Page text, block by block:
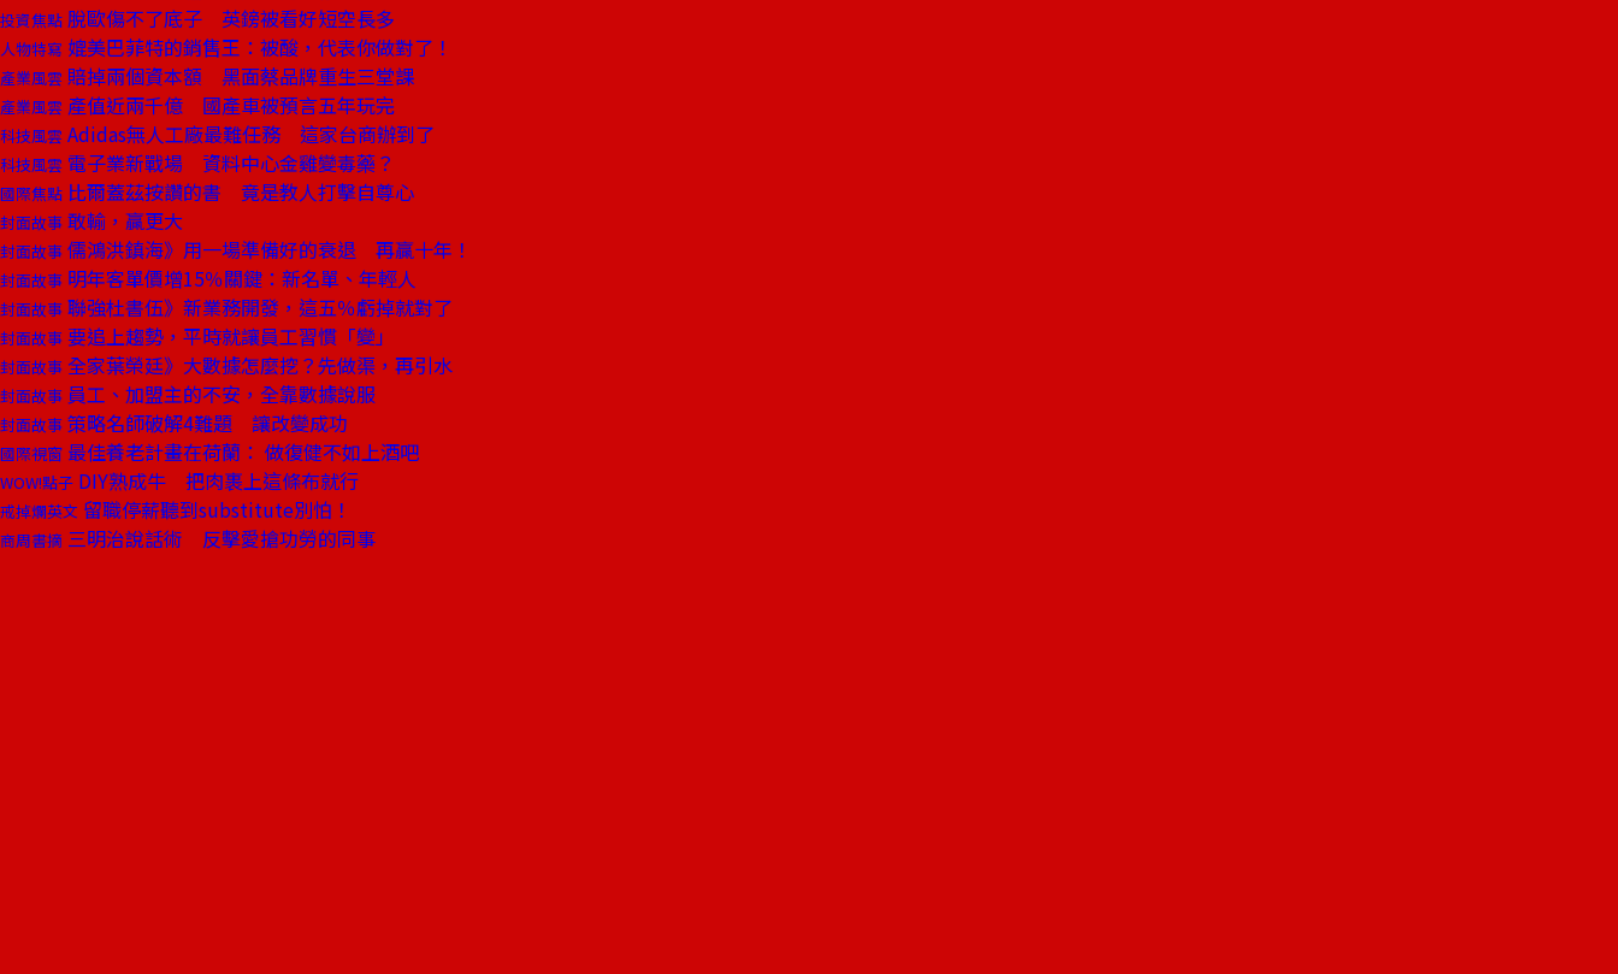
投資焦點 脫歐傷不了底子 英鎊被看好短空長多
人物特寫 媲美巴菲特的銷售王：被酸，代表你做對了！
產業風雲 賠掉兩個資本額 黑面蔡品牌重生三堂課
產業風雲 產值近兩千億 國產車被預言五年玩完
科技風雲 Adidas無人工廠最難任務 這家台商辦到了
科技風雲 電子業新戰場 資料中心金雞變毒藥？
國際焦點 比爾蓋茲按讚的書 竟是教人打擊自尊心
封面故事 敢輸，贏更大
封面故事 儒鴻洪鎮海》用一場準備好的衰退 再贏十年！
封面故事 明年客單價增15％關鍵：新名單、年輕人
封面故事 聯強杜書伍》新業務開發，這五％虧掉就對了
封面故事 要追上趨勢，平時就讓員工習慣「變」
封面故事 全家葉榮廷》大數據怎麼挖？先做渠，再引水
封面故事 員工、加盟主的不安，全靠數據說服
封面故事 策略名師破解4難題 讓改變成功
國際視窗 最佳養老計畫在荷蘭： 做復健不如上酒吧
WOW!點子 DIY熟成牛 把肉裹上這條布就行
戒掉爛英文 留職停薪聽到substitute別怕！
商周書摘 三明治說話術 反擊愛搶功勞的同事